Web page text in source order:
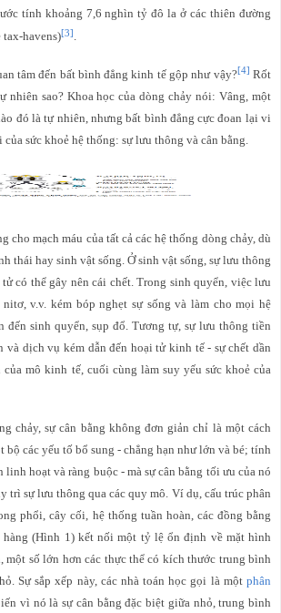
tính khoảng 7,6 nghìn tỷ đô la ở các thiên đường
havens)[3].
tâm đến bất bình đẳng kinh tế gộp như vậy?[4] Rốt
nhiên sao? Khoa học của dòng chảy nói: Vâng, một
đó là tự nhiên, nhưng bất bình đẳng cực đoan lại vi
sức khoẻ hệ thống: sự lưu thông và cân bằng.
cho mạch máu của tất cả các hệ thống dòng chảy, dù
thái hay sinh vật sống. Ở sinh vật sống, sự lưu thông
có thể gây nên cái chết. Trong sinh quyển, việc lưu
v.v. kém bóp nghẹt sự sống và làm cho mọi hệ
đến sinh quyển, sụp đổ. Tương tự, sự lưu thông tiền
và dịch vụ kém dẫn đến hoại tử kinh tế - sự chết dần
của mô kinh tế, cuối cùng làm suy yếu sức khoẻ của
chảy, sự cân bằng không đơn giản chỉ là một cách
bộ các yếu tố bổ sung - chẳng hạn như lớn và bé; tính
hoạt và ràng buộc - mà sự cân bằng tối ưu của nó
trì sự lưu thông qua các quy mô. Ví dụ, cấu trúc phân
phổi, cây cối, hệ thống tuần hoàn, các đồng bằng
hàng (Hình 1) kết nối một tỷ lệ ổn định về mặt hình
một số lớn hơn các thực thể có kích thước trung bình
Sự sắp xếp này, các nhà toán học gọi là một phân
vì nó là sự cân bằng đặc biệt giữa nhỏ, trung bình